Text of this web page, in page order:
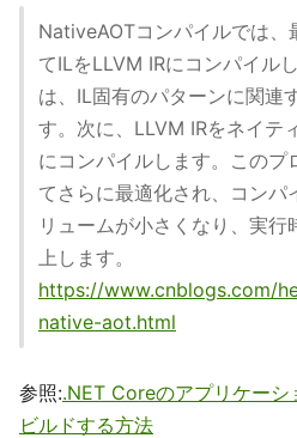
NativeAOTコンパイルでは、
てILをLLVM IRにコンパイル
は、IL固有のパターンに関連
す。次に、LLVM IRをネイテ
にコンパイルします。このプ
てさらに最適化され、コンパ
リュームが小さくなり、実行
上します。
https://www.cnblogs.com/
native-aot.html
参照:.NET Coreのアプリケー
ビルドする方法